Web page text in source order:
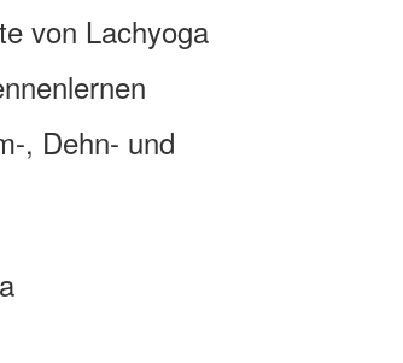
von Lachyoga
, Dehn- und